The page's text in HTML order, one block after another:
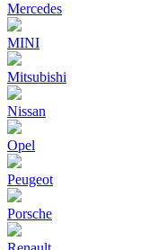
Mercedes
MINI
Mitsubishi
Nissan
Opel
Peugeot
Porsche